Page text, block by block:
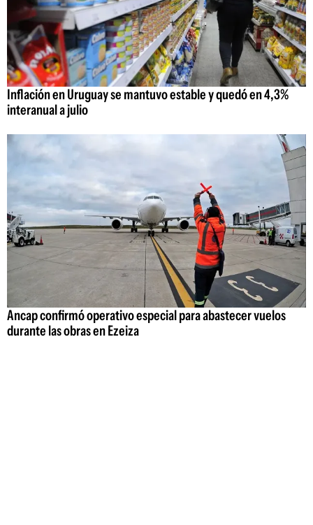
Inflación en Uruguay se mantuvo estable y quedó en 4,3%
interanual a julio
Ancap confirmó operativo especial para abastecer vuelos
durante las obras en Ezeiza